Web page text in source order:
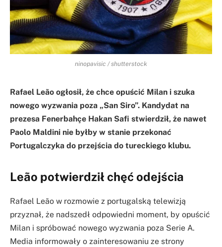
ninopavisic / shutterstock
Rafael Leão ogłosił, że chce opuścić Milan i szuka
nowego wyzwania poza „San Siro”. Kandydat na
prezesa Fenerbahçe Hakan Safi stwierdził, że nawet
Paolo Maldini nie byłby w stanie przekonać
Portugalczyka do przejścia do tureckiego klubu.
Leão potwierdził chęć odejścia
Rafael Leão w rozmowie z portugalską telewizją
przyznał, że nadszedł odpowiedni moment, by opuścić
Milan i spróbować nowego wyzwania poza Serie A.
Media informowały o zainteresowaniu ze strony